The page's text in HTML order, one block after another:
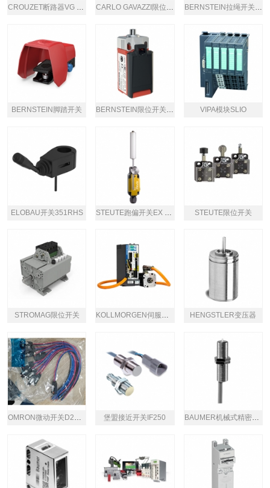
CROUZET断路器VG 95345 CARLO GAVAZZI限位开关PS31M-CS11R1-T00 BERNSTEIN拉绳开关SRM型
BERNSTEIN脚踏开关 BERNSTEIN限位开关IN65型 VIPA模块SLIO
ELOBAU开关351RHS STEUTE限位开关
STROMAG限位开关 KOLLMORGEN伺服驱动器AKD2G HENGSTLER变压器
OMRON微动开关D2VW-5L2A-1M 堡盟接近开关IF250 BAUMER机械式精密开关MY-COM型号